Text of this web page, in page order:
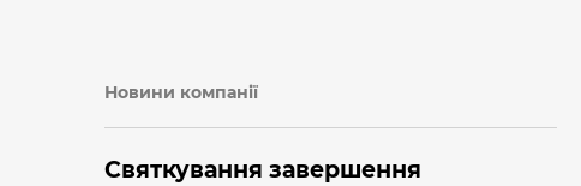
Новини компанії
Святкування завершення